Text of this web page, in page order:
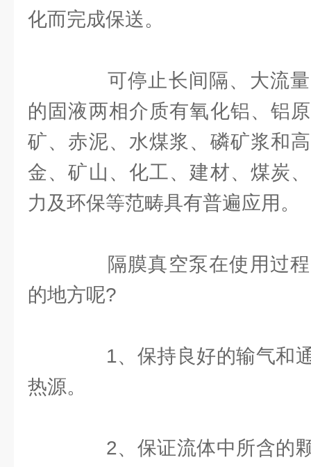
化而完成保送。
可停止长间隔、大流量
的固液两相介质有氧化铝、铝
矿、赤泥、水煤浆、磷矿浆和
金、矿山、化工、建材、煤炭
力及环保等范畴具有普遍应用。
隔膜真空泵在使用过程
的地方呢?
1、保持良好的输气和通
热源。
2、保证流体中所含的颗